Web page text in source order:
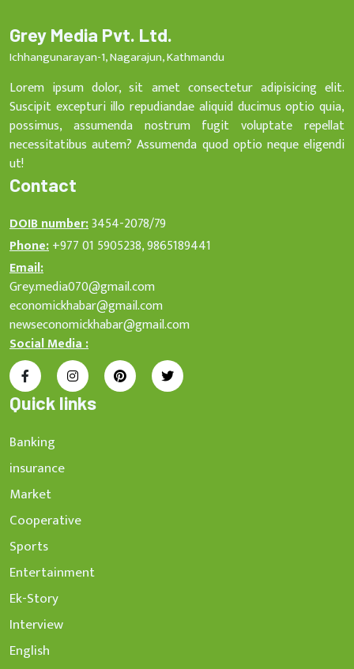
Grey Media Pvt. Ltd.
Ichhangunarayan-1, Nagarajun, Kathmandu
Lorem ipsum dolor, sit amet consectetur adipisicing elit.
Suscipit excepturi illo repudiandae aliquid ducimus optio quia,
possimus, assumenda nostrum fugit voluptate repellat
necessitatibus autem? Assumenda quod optio neque eligendi
ut!
Contact
DOIB number:3454-2078/79
Phone:+977 01 5905238, 9865189441
Email:
Grey.media070@gmail.com
economickhabar@gmail.com
newseconomickhabar@gmail.com
Social Media :
Quick links
Banking
insurance
Market
Cooperative
Sports
Entertainment
Ek-Story
Interview
English